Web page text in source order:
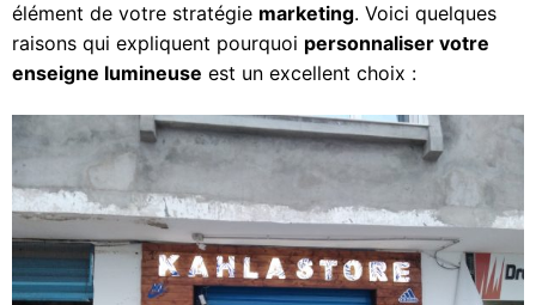
élément de votre stratégie marketing. Voici quelques
raisons qui expliquent pourquoi personnaliser votre
enseigne lumineuse est un excellent choix :